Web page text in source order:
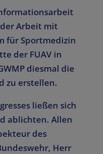
Arbeit mit
für Sportmedizin
der FUAV in
diesmal die
zu erstellen.
ließen sich
ablichten. Allen
des
Herr